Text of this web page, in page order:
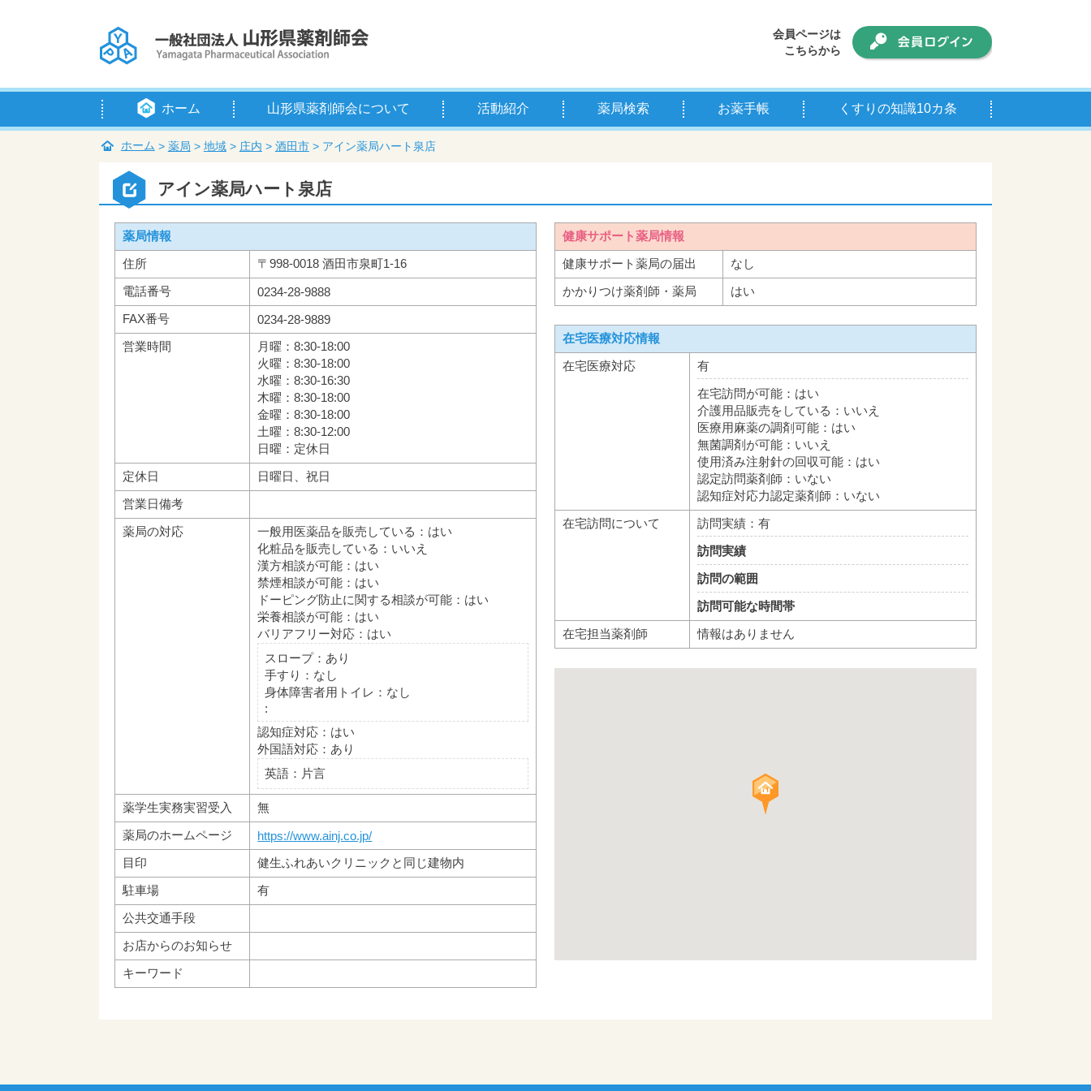
会員ページは
こちらから
ホーム 山形県薬剤師会について
会長挨拶
定款
例規等
組織・役員
賛助会員
入会のご案内
アクセス
活動紹介 薬局検索 お薬手帳 くすりの知識10カ条
ホーム > 薬局 > 地域> 庄内 > 酒田市> アイン薬局ハート泉店
アイン薬局ハート泉店
薬局情報
住所
〒998-0018 酒田市泉町1-16
電話番号
0234-28-9888
FAX番号
0234-28-9889
営業時間
月曜：8:30-18:00
火曜：8:30-18:00
水曜：8:30-16:30
木曜：8:30-18:00
金曜：8:30-18:00
土曜：8:30-12:00
日曜：定休日
定休日
日曜日、祝日
営業日備考
薬局の対応
一般用医薬品を販売している：はい
化粧品を販売している：いいえ
漢方相談が可能：はい
禁煙相談が可能：はい
ドーピング防止に関する相談が可能：はい
栄養相談が可能：はい
バリアフリー対応：はい
スロープ：あり
手すり：なし
身体障害者用トイレ：なし
:
認知症対応：はい
外国語対応：あり
英語：片言
薬学生実務実習受入
無
薬局のホームページ
https://www.ainj.co.jp/
目印
健生ふれあいクリニックと同じ建物内
駐車場
有
公共交通手段
お店からのお知らせ
キーワード
健康サポート薬局情報
健康サポート薬局の届出
なし
かかりつけ薬剤師・薬局
はい
在宅医療対応情報
在宅医療対応
有
在宅訪問が可能：はい
介護用品販売をしている：いいえ
医療用麻薬の調剤可能：はい
無菌調剤が可能：いいえ
使用済み注射針の回収可能：はい
認定訪問薬剤師：いない
認知症対応力認定薬剤師：いない
在宅訪問について
訪問実績：有
訪問実績
訪問の範囲
訪問可能な時間帯
在宅担当薬剤師
情報はありません